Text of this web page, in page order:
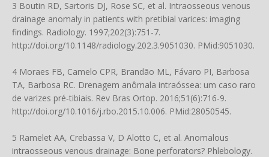
3 Boutin RD, Sartoris DJ, Rose SC, et al. Intraosseous venous
drainage anomaly in patients with pretibial varices: imaging
findings. Radiology. 1997;202(3):751-7.
http://doi.org/10.1148/radiology.202.3.9051030. PMid:9051030.
4 Moraes FB, Camelo CPR, Brandão ML, Fávaro PI, Barbosa
TA, Barbosa RC. Drenagem anômala intraóssea: um caso raro
de varizes pré‐tibiais. Rev Bras Ortop. 2016;51(6):716-9.
http://doi.org/10.1016/j.rbo.2015.10.006. PMid:28050545.
5 Ramelet AA, Crebassa V, D Alotto C, et al. Anomalous
intraosseous venous drainage: Bone perforators? Phlebology.